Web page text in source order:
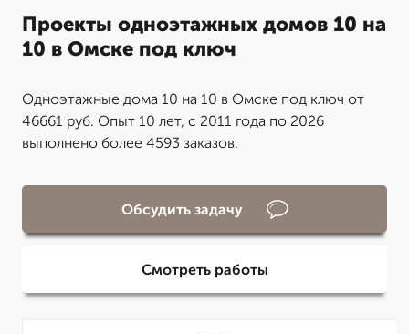
Проекты одноэтажных домов 10 на
10 в Омске под ключ
Одноэтажные дома 10 на 10 в Омске под ключ от
46661 руб. Опыт 10 лет, с 2011 года по 2026
выполнено более 4593 заказов.
Обсудить задачу
Смотреть работы